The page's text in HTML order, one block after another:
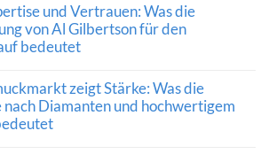
und Vertrauen: Was die
von Al Gilbertson für den
bedeutet
zeigt Stärke: Was die
Diamanten und hochwertigem